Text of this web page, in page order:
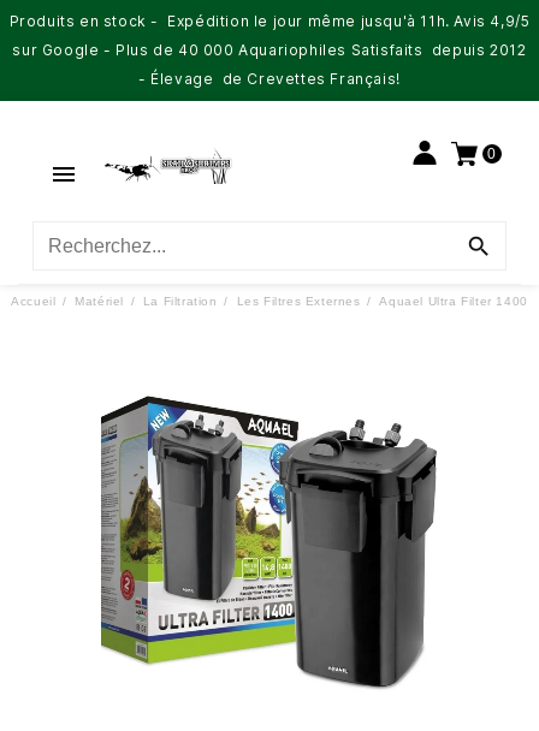
Produits en stock - Expédition le jour même jusqu'à 11h. Avis 4,9/5
sur Google - Plus de 40 000 Aquariophiles Satisfaits depuis 2012
- Élevage de Crevettes Français!

0

Accueil Matériel La Filtration Les Filtres Externes Aquael Ultra Filter 1400